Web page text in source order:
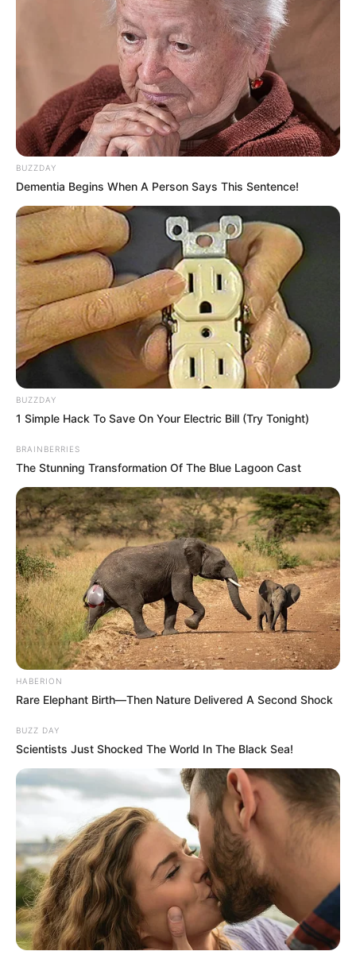
BUZZDAY
Dementia Begins When A Person Says This Sentence!
BUZZDAY
1 Simple Hack To Save On Your Electric Bill (Try Tonight)
BRAINBERRIES
The Stunning Transformation Of The Blue Lagoon Cast
HABERION
Rare Elephant Birth—Then Nature Delivered A Second Shock
BUZZ DAY
Scientists Just Shocked The World In The Black Sea!